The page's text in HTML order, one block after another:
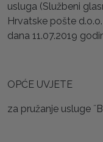
usluga (Službeni
Hrvatske pošte
dana 11.07.2019
OPĆE UVJETE
za pružanje usluge